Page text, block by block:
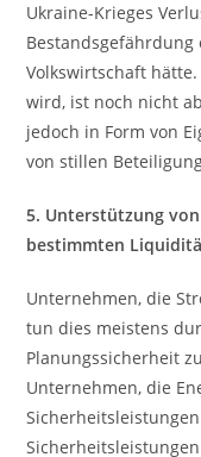
Ukraine-Krieges
Volkswirtschaft
wird, ist noch nicht
jedoch in Form von
von stillen
5. Unterstützung
bestimmten
Unternehmen, die
tun dies meistens
Planungssicherheit
Unternehmen, die